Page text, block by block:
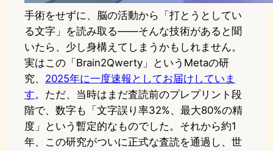
手術をせずに、脳の活動から「打とうとしてい
る文字」を読み取る——そんな技術があると聞
いたら、少し身構えてしまうかもしれません。
実はこの「Brain2Qwerty」というMetaの研
究、 2025年に一度速報としてお届けしていま
す。ただ、当時はまだ査読前のプレプリント段
階で、数字も「文字誤り率32%、最大80%の精
度」という暫定的なものでした。それから約1
年、この研究がついに正式な査読を通過し、世